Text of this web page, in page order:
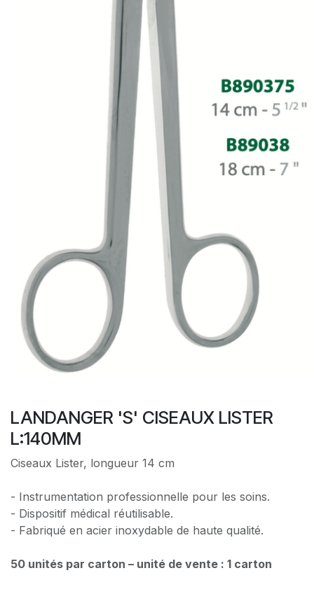
LANDANGER 'S' CISEAUX LISTER
L:140MM
Ciseaux Lister, longueur 14 cm
- Instrumentation professionnelle pour les soins.
- Dispositif médical réutilisable.
- Fabriqué en acier inoxydable de haute qualité.
50 unités par carton – unité de vente : 1 carton